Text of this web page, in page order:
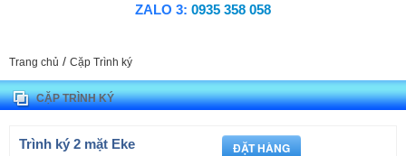
ZALO 3: 0935 358 058
Trang chủ / Cặp Trình ký
CẶP TRÌNH KÝ
Trình ký 2 mặt Eke